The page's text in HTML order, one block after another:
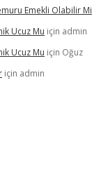
Emekli Olabilir Mi
Ucuz Mu için admin
Ucuz Mu için Oğuz
için admin